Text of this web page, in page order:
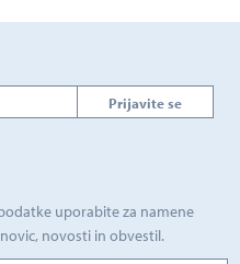
Prijavite se
uporabite za namene
novosti in obvestil.